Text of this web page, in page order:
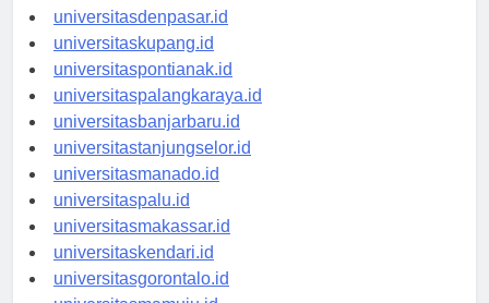
universitasbali.id
universitasdenpasar.id
universitaskupang.id
universitaspontianak.id
universitaspalangkaraya.id
universitasbanjarbaru.id
universitastanjungselor.id
universitasmanado.id
universitaspalu.id
universitasmakassar.id
universitaskendari.id
universitasgorontalo.id